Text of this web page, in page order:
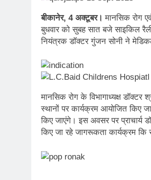
बीकानेर, 4 अक्टूबर। मानसिक रोग
बुधवार को सुबह सात बजे साइकिल
नियंत्रक डॉक्टर गुंजन सोनी ने
मानसिक रोग के विभागाध्यक्ष
स्थानों पर कार्यक्रम आयोजित
किए जाएंगे। इस अवसर पर प्राचार्य
किए जा रहे जागरूकता कार्यक्रम कि